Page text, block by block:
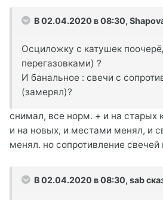
В 02.04.2020 в 08:30,
Осциложку с катушек
перегазовками) ?
И банальное : свечи с
(замерял)?
снимал, все норм. + и на старых
и на новых, и местами менял, и
менял. но сопротивление свечей
В 02.04.2020 в 08:30, sab